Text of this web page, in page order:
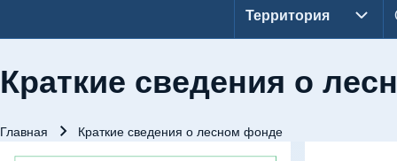
Основная навигация
Территория
Территория
Краткие сведения о
Главная Краткие сведения о лесном фонде